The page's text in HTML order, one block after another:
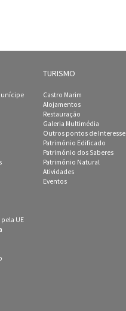
UE
TURISMO
Castro Marim
Alojamentos
Restauração
Galeria Multimédia
Outros pontos de Interesse
Património Edificado
Património dos Saberes
Património Natural
Atividades
Eventos